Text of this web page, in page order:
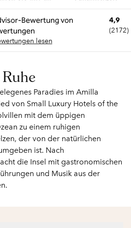
4,9
(2172)
lesen
Paradies im Amilla
von Small Luxury Hotels of the
mit dem üppigen
zu einem ruhigen
der von der natürlichen
ist. Nach
die Insel mit gastronomischen
und Musik aus der